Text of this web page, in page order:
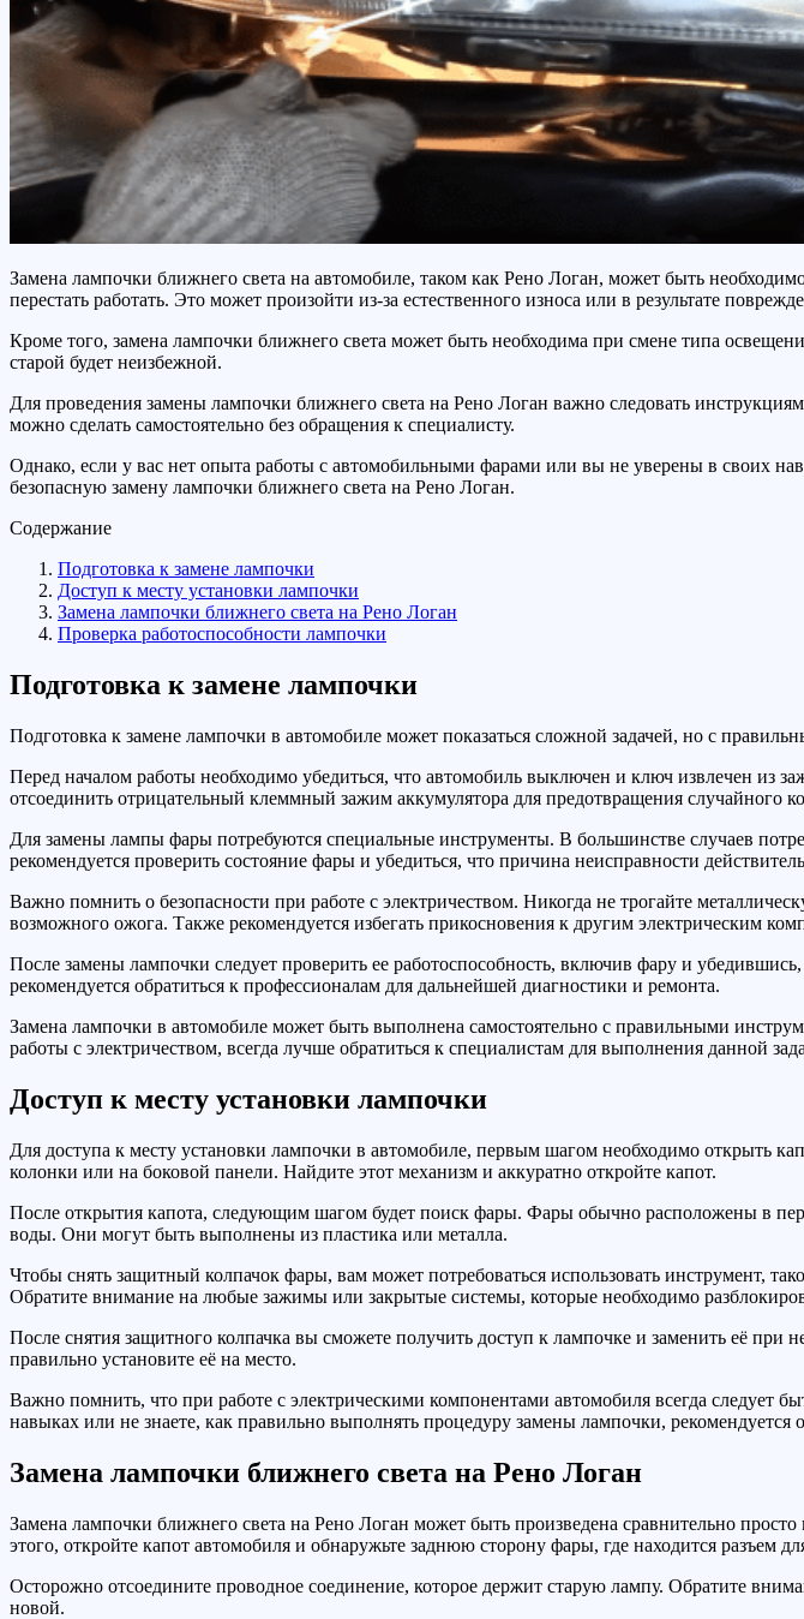
Замена лампочки ближнего света на автомобиле, таком как Рено Логан, может быть
перестать работать. Это может произойти из-за естественного износа или в результате
Кроме того, замена лампочки ближнего света может быть необходима при смене типа
старой будет неизбежной.
Для проведения замены лампочки ближнего света на Рено Логан важно следовать
можно сделать самостоятельно без обращения к специалисту.
Однако, если у вас нет опыта работы с автомобильными фарами или вы не уверены в своих
безопасную замену лампочки ближнего света на Рено Логан.
Содержание
Подготовка к замене лампочки
Доступ к месту установки лампочки
Замена лампочки ближнего света на Рено Логан
Проверка работоспособности лампочки
Подготовка к замене лампочки
Подготовка к замене лампочки в автомобиле может показаться сложной задачей, но с
Перед началом работы необходимо убедиться, что автомобиль выключен и ключ извлечен из
отсоединить отрицательный клеммный зажим аккумулятора для предотвращения случайного
Для замены лампы фары потребуются специальные инструменты. В большинстве случаев
рекомендуется проверить состояние фары и убедиться, что причина неисправности
Важно помнить о безопасности при работе с электричеством. Никогда не трогайте
возможного ожога. Также рекомендуется избегать прикосновения к другим электрическим
После замены лампочки следует проверить ее работоспособность, включив фару и
рекомендуется обратиться к профессионалам для дальнейшей диагностики и ремонта.
Замена лампочки в автомобиле может быть выполнена самостоятельно с правильными
работы с электричеством, всегда лучше обратиться к специалистам для выполнения данной
Доступ к месту установки лампочки
Для доступа к месту установки лампочки в автомобиле, первым шагом необходимо открыть
колонки или на боковой панели. Найдите этот механизм и аккуратно откройте капот.
После открытия капота, следующим шагом будет поиск фары. Фары обычно расположены в
воды. Они могут быть выполнены из пластика или металла.
Чтобы снять защитный колпачок фары, вам может потребоваться использовать инструмент,
Обратите внимание на любые зажимы или закрытые системы, которые необходимо
После снятия защитного колпачка вы сможете получить доступ к лампочке и заменить её при
правильно установите её на место.
Важно помнить, что при работе с электрическими компонентами автомобиля всегда
навыках или не знаете, как правильно выполнять процедуру замены лампочки, рекомендуется
Замена лампочки ближнего света на Рено Логан
Замена лампочки ближнего света на Рено Логан может быть произведена сравнительно
этого, откройте капот автомобиля и обнаружьте заднюю сторону фары, где находится разъем
Осторожно отсоедините проводное соединение, которое держит старую лампу. Обратите
новой.